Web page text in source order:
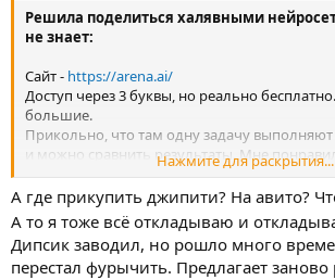
Решила поделиться халявными
не знает:
Сайт - https://arena.ai/
Доступ через 3 буквы, но реально
большие.
Прикольно, что там одну задачу выполняют
и можно сравнить результаты. Мне
пока все потестить - постареешь и
Конечно, для серьезной работы такой
сделать себе текстик/картиночку,
информацию и тыры пыры - вполне.
Нажмите для раскрытия...
А где прикупить джипити? На авито?
А то я тоже всё откладываю и
Дипсик заводил, но рошло много
перестал фурычить. Предлагает заново